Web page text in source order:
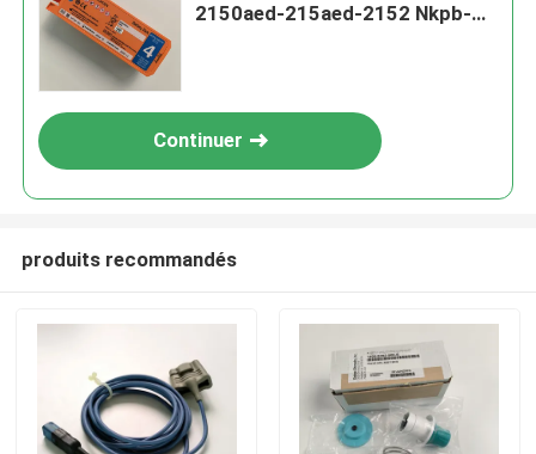
2150aed-215aed-2152 Nkpb-
Continuer
produits recommandés